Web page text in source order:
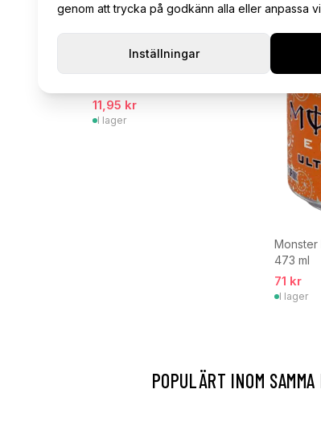
genom att trycka på godkänn alla eller anpassa
Inställningar
11,95 kr
I lager
Monster
473 ml
71 kr
I lager
POPULÄRT INOM SAMMA